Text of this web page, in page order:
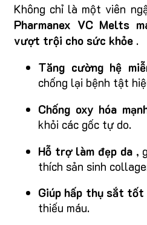
Không chỉ là một viên
Pharmanex VC Melts
vượt trội cho sức khỏe .
Tăng cường hệ
chống lại bệnh tật
Chống oxy hóa
khỏi các gốc tự do.
Hỗ trợ làm đẹp da ,
thích sản sinh
Giúp hấp thụ sắt tốt
thiếu máu.